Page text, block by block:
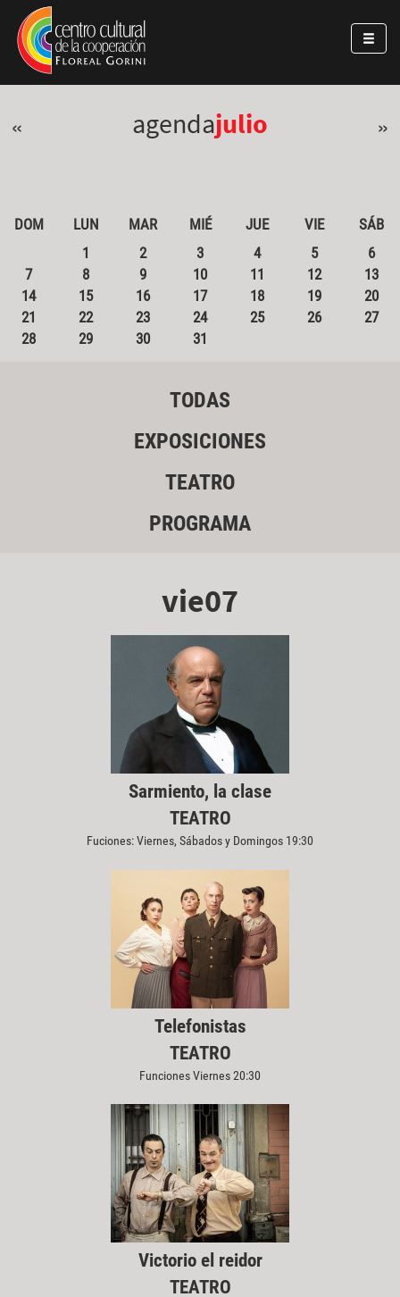
Pasar al contenido principal
Jump to main content
« agendajulio »
DOM LUN MAR MIÉ JUE VIE
SÁB
1
2 3 4 5
6
7
8 9 10 11 12
13
14
15 16 17 18 19
20
21
22 23 24 25 26
27
28
29 30 31
TODAS
EXPOSICIONES
TEATRO
PROGRAMA
vie07
Sarmiento, la clase
TEATRO
Fuciones: Viernes, Sábados y Domingos 19:30
Telefonistas
TEATRO
Funciones Viernes 20:30
Victorio el reidor
TEATRO